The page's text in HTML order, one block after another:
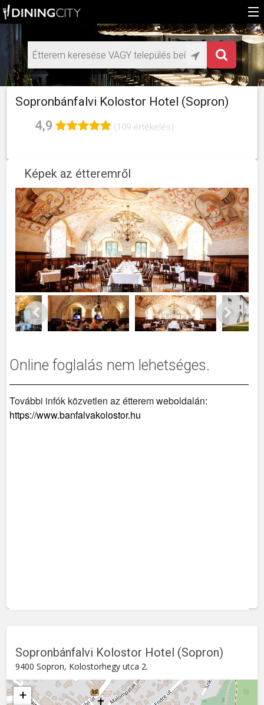
Főoldal
Médiaajánlat éttermeknek
HU
Sopronbánfalvi Kolostor Hotel (Sopron)
4,9 (109 értékelés)
Képek az étteremről
Online foglalás nem lehetséges.
További infók közvetlen az étterem weboldalán:
https://www.banfalvakolostor.hu
Sopronbánfalvi Kolostor Hotel (Sopron)
9400 Sopron, Kolostorhegy utca 2.
+